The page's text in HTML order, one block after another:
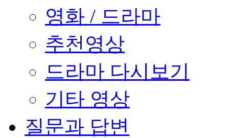
영화 / 드라마
추천영상
드라마 다시보기
기타 영상
질문과 답변